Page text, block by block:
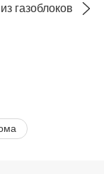
газоблоков